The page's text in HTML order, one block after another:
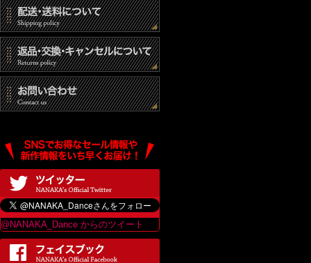
@NANAKA_Dance からのツイート